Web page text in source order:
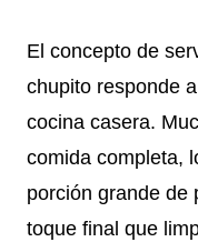
El concepto de
chupito responde
cocina casera.
comida completa,
porción grande de
toque final que